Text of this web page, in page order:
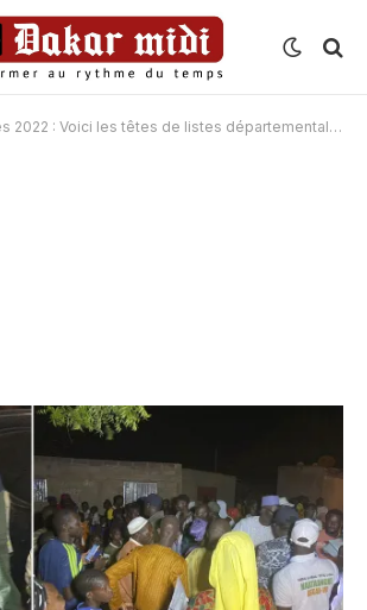
: Voici les têtes de listes départementales de YAW à Guédiawaye